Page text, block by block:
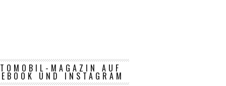
MAGAZIN AUF
UND INSTAGRAM